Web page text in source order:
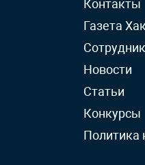
Контакты
Газета
Новости
Статьи
Конкурсы
Политика